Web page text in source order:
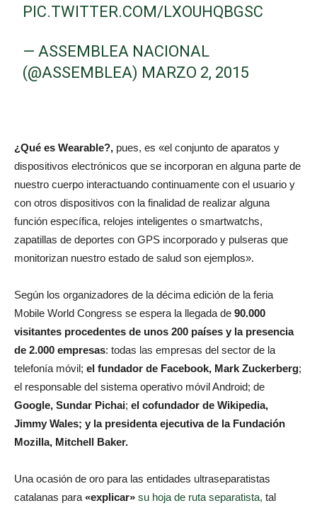
PIC.TWITTER.COM/LXOUHQBGSC
— ASSEMBLEA NACIONAL
(@ASSEMBLEA) MARZO 2, 2015
¿Qué es Wearable?, pues, es «el conjunto de aparatos y
dispositivos electrónicos que se incorporan en alguna parte de
nuestro cuerpo interactuando continuamente con el usuario y
con otros dispositivos con la finalidad de realizar alguna
función específica, relojes inteligentes o smartwatchs,
zapatillas de deportes con GPS incorporado y pulseras que
monitorizan nuestro estado de salud son ejemplos».
Según los organizadores de la décima edición de la feria
Mobile World Congress se espera la llegada de 90.000
visitantes procedentes de unos 200 países y la presencia
de 2.000 empresas: todas las empresas del sector de la
telefonía móvil; el fundador de Facebook, Mark Zuckerberg;
el responsable del sistema operativo móvil Android; de
Google, Sundar Pichai; el cofundador de Wikipedia,
Jimmy Wales; y la presidenta ejecutiva de la Fundación
Mozilla, Mitchell Baker.
Una ocasión de oro para las entidades ultraseparatistas
catalanas para «explicar» su hoja de ruta separatista, tal